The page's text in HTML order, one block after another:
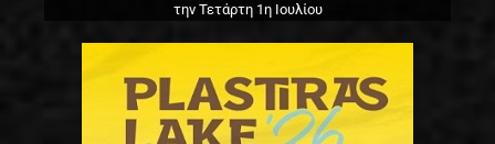
την Τετάρτη 1η Ιουλίου